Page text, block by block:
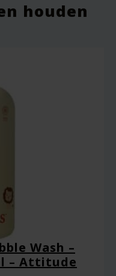
met
houden
Wash –
– Attitude